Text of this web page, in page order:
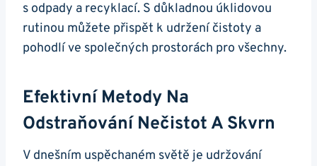
s odpady a recyklací. S důkladnou úklidovou
rutinou⁢ můžete přispět k udržení čistoty a
pohodlí ve společných prostorách pro všechny.
Efektivní Metody Na
Odstraňování Nečistot⁢ A Skvrn
V dnešním uspěchaném světě je udržování